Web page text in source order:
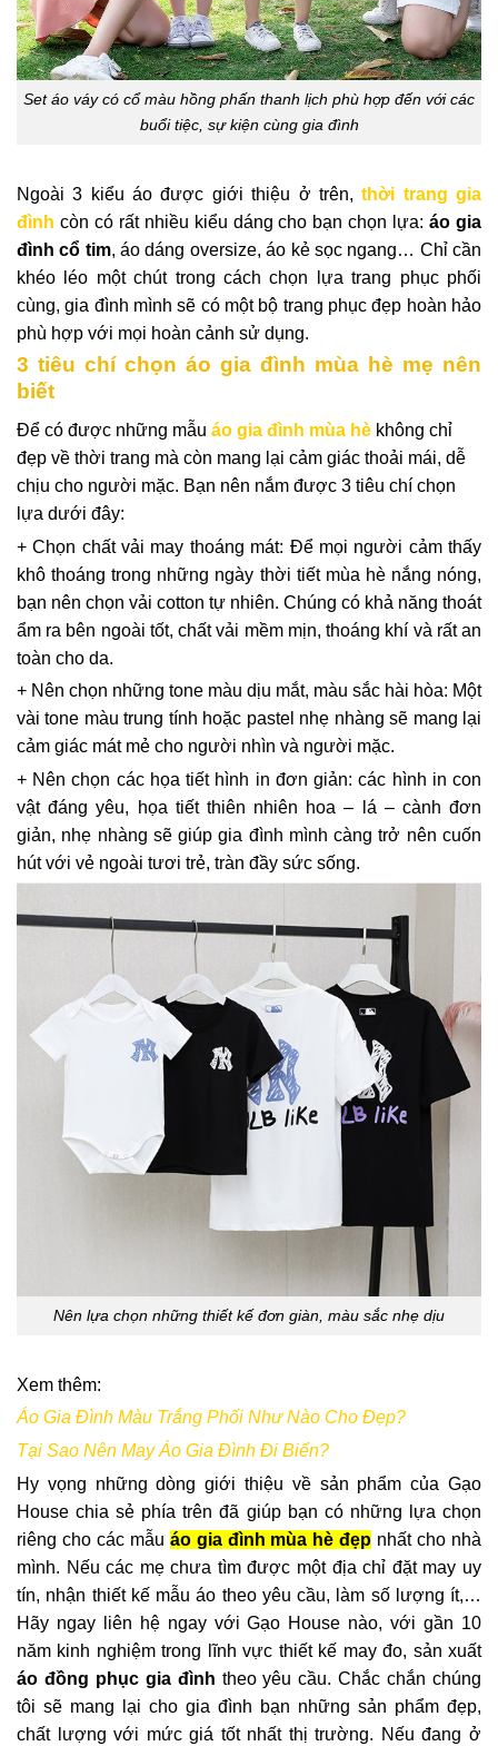
Set áo váy có cổ màu hồng phấn thanh lịch phù hợp đến với các
buổi tiệc, sự kiện cùng gia đình
Ngoài 3 kiểu áo được giới thiệu ở trên,thời trang gia
đình còn có rất nhiều kiểu dáng cho bạn chọn lựa:áo gia
đình cổ tim, áo dáng oversize, áo kẻ sọc ngang… Chỉ cần
khéo léo một chút trong cách chọn lựa trang phục phối
cùng, gia đình mình sẽ có một bộ trang phục đẹp hoàn hảo
phù hợp với mọi hoàn cảnh sử dụng.
3 tiêu chí chọn áo gia đình mùa hè mẹ nên
biết
Để có được những mẫu áo gia đình mùa hè không chỉ
đẹp về thời trang mà còn mang lại cảm giác thoải mái, dễ
chịu cho người mặc. Bạn nên nắm được 3 tiêu chí chọn
lựa dưới đây:
+ Chọn chất vải may thoáng mát: Để mọi người cảm thấy
khô thoáng trong những ngày thời tiết mùa hè nắng nóng,
bạn nên chọn vải cotton tự nhiên. Chúng có khả năng thoát
ẩm ra bên ngoài tốt, chất vải mềm mịn, thoáng khí và rất an
toàn cho da.
+ Nên chọn những tone màu dịu mắt, màu sắc hài hòa: Một
vài tone màu trung tính hoặc pastel nhẹ nhàng sẽ mang lại
cảm giác mát mẻ cho người nhìn và người mặc.
+ Nên chọn các họa tiết hình in đơn giản: các hình in con
vật đáng yêu, họa tiết thiên nhiên hoa – lá – cành đơn
giản, nhẹ nhàng sẽ giúp gia đình mình càng trở nên cuốn
hút với vẻ ngoài tươi trẻ, tràn đầy sức sống.
Nên lựa chọn những thiết kế đơn giàn, màu sắc nhẹ dịu
Xem thêm:
Áo Gia Đình Màu Trắng Phối Như Nào Cho Đẹp?
Tại Sao Nên May Áo Gia Đình Đi Biển?
Hy vọng những dòng giới thiệu về sản phẩm của Gạo
House chia sẻ phía trên đã giúp bạn có những lựa chọn
riêng cho các mẫu áo gia đình mùa hè đẹp nhất cho nhà
mình. Nếu các mẹ chưa tìm được một địa chỉ đặt may uy
tín, nhận thiết kế mẫu áo theo yêu cầu, làm số lượng ít,…
Hãy ngay liên hệ ngay với Gạo House nào, với gần 10
năm kinh nghiệm trong lĩnh vực thiết kế may đo, sản xuất
áo đồng phục gia đình theo yêu cầu. Chắc chắn chúng
tôi sẽ mang lại cho gia đình bạn những sản phẩm đẹp,
chất lượng với mức giá tốt nhất thị trường. Nếu đang ở